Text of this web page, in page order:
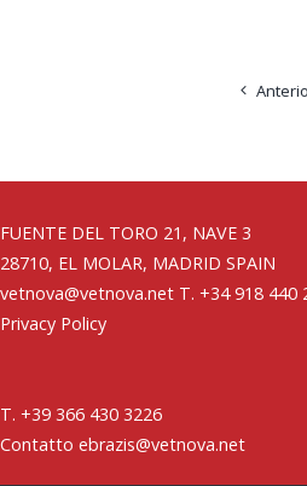
FUENTE DEL TORO 21, NAVE 3
28710, EL MOLAR, MADRID SPAIN
vetnova@vetnova.net T. +34 918 440
Privacy Policy
T. +39 366 430 3226
Contatto ebrazis@vetnova.net